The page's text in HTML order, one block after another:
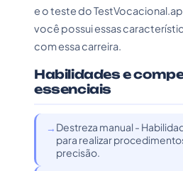
e o teste do
você possui essas
com essa carreira.
Habilidades e
essenciais
Destreza manual -
para realizar
precisão.